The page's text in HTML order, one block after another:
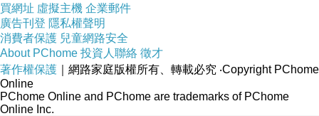
朋友點的一個是橙味的小蛋糕，一個是梳乎厘，都算是好吃不甜膩的口
感。
買網址 虛擬主機 企業郵件
廣告刊登 隱私權聲明
消費者保護 兒童網路安全
About PChome 投資人聯絡 徵才
著作權保護 ｜網路家庭版權所有、轉載必究 ‧Copyright PChome
Online
PChome Online and PChome are trademarks of PChome
Online Inc.